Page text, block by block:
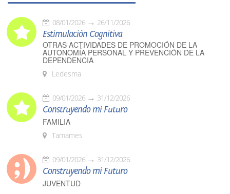
08/01/2026 26/11/2026
Estimulación Cognitiva
OTRAS ACTIVIDADES DE PROMOCIÓN DE LA
AUTONOMÍA PERSONAL Y PREVENCIÓN DE LA
DEPENDENCIA
Ledesma
09/01/2026 31/12/2026
Construyendo mi Futuro
FAMILIA
Tamames
09/01/2026 31/12/2026
Construyendo mi Futuro
JUVENTUD